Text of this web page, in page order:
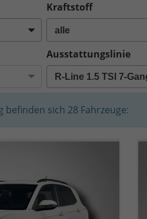
Kraftstoff
Ausstattungslinie
befinden sich 28 Fahrzeuge: